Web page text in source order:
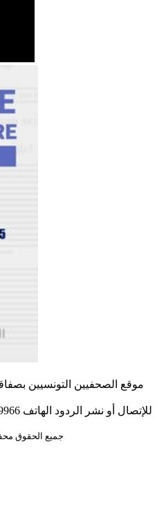
موقع الصحفيين التونسيين
جميع الحقوق